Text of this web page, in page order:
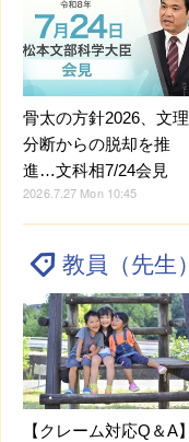
骨太の方針2026、文理
分断からの脱却を推
進…文科相7/24会見
2026.7.27 Mon 10:45
教員（先生）
【クレーム対応Q＆A】